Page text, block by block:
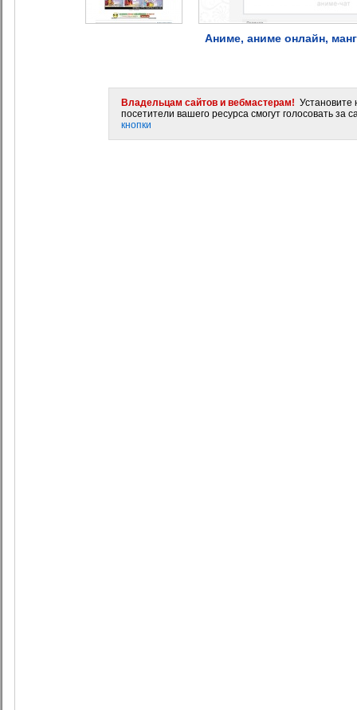
Аниме, аниме онлайн,
Владельцам сайтов и вебмастерам! Установите
посетители вашего ресурса смогут голосовать за
кнопки